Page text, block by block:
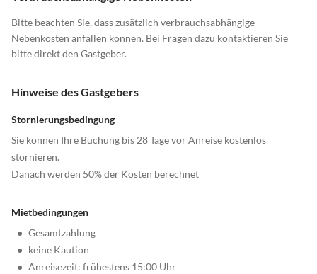
Bitte beachten Sie, dass zusätzlich verbrauchsabhängige
Nebenkosten anfallen können. Bei Fragen dazu kontaktieren Sie
bitte direkt den Gastgeber.
Hinweise des Gastgebers
Stornierungsbedingung
Sie können Ihre Buchung bis 28 Tage vor Anreise kostenlos
stornieren.
Danach werden 50% der Kosten berechnet
Mietbedingungen
• Gesamtzahlung
• keine Kaution
• Anreisezeit: frühestens 15:00 Uhr